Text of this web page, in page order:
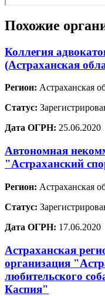
Похожие
Коллегия
(Астраханская
Регион: Астраханская
Статус:
Дата ОГРН: 25.06.2020
Автономная
"Астраханский
Регион: Астраханская
Статус:
Дата ОГРН: 17.06.2020
Астраханская
организация
любительского
Каспия"